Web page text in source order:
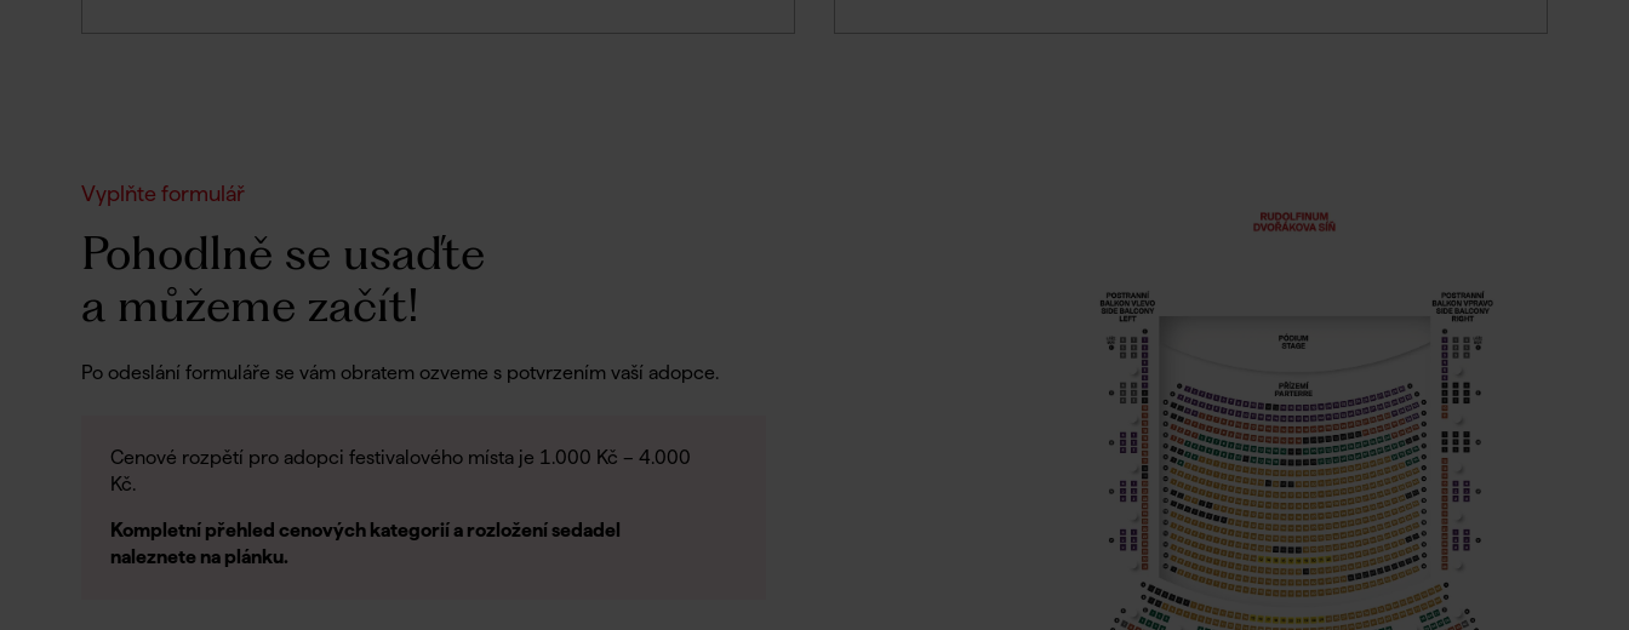
Vyplňte formulář
Pohodlně se usaďte
a můžeme začít!
Po odeslání formuláře se vám obratem ozveme s potvrzením vaší adopce.
Cenové rozpětí pro adopci festivalového místa je 1.000 Kč – 4.000
Kč.
Kompletní přehled cenových kategorií a rozložení sedadel
naleznete na plánku.